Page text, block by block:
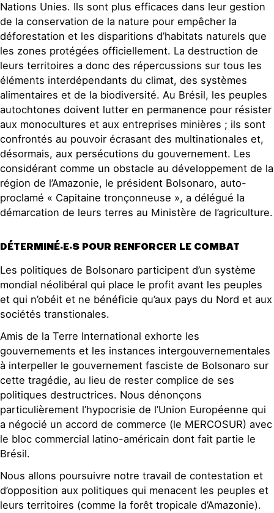
Nations Unies. Ils sont plus efficaces dans leur gestion
de la conservation de la nature pour empêcher la
déforestation et les disparitions d’habitats naturels que
les zones protégées officiellement. La destruction de
leurs territoires a donc des répercussions sur tous les
éléments interdépendants du climat, des systèmes
alimentaires et de la biodiversité. Au Brésil, les peuples
autochtones doivent lutter en permanence pour résister
aux monocultures et aux entreprises minières ; ils sont
confrontés au pouvoir écrasant des multinationales et,
désormais, aux persécutions du gouvernement. Les
considérant comme un obstacle au développement de la
région de l’Amazonie, le président Bolsonaro, auto-
proclamé « Capitaine tronçonneuse », a délégué la
démarcation de leurs terres au Ministère de l’agriculture.
DÉTERMINÉ·E·S POUR RENFORCER LE COMBAT
Les politiques de Bolsonaro participent d’un système
mondial néolibéral qui place le profit avant les peuples
et qui n’obéit et ne bénéficie qu’aux pays du Nord et aux
sociétés transtionales.
Amis de la Terre International exhorte les
gouvernements et les instances intergouvernementales
à interpeller le gouvernement fasciste de Bolsonaro sur
cette tragédie, au lieu de rester complice de ses
politiques destructrices. Nous dénonçons
particulièrement l’hypocrisie de l’Union Européenne qui
a négocié un accord de commerce (le MERCOSUR) avec
le bloc commercial latino-américain dont fait partie le
Brésil.
Nous allons poursuivre notre travail de contestation et
d’opposition aux politiques qui menacent les peuples et
leurs territoires (comme la forêt tropicale d’Amazonie).